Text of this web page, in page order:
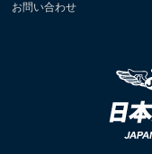
お問い合わせ